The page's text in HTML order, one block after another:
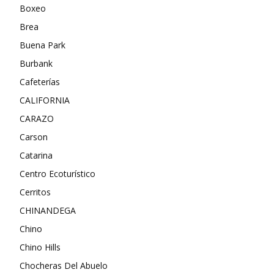
Boxeo
Brea
Buena Park
Burbank
Cafeterías
CALIFORNIA
CARAZO
Carson
Catarina
Centro Ecoturístico
Cerritos
CHINANDEGA
Chino
Chino Hills
Chocheras Del Abuelo